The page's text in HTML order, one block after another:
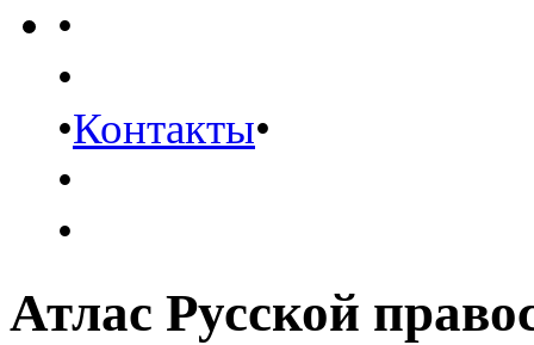
•
•
•Контакты•
•
•
Атлас Русской